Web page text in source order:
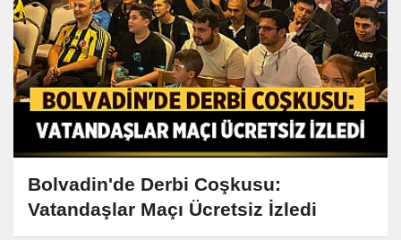
Bolvadin'de Derbi Coşkusu:
Vatandaşlar Maçı Ücretsiz İzledi